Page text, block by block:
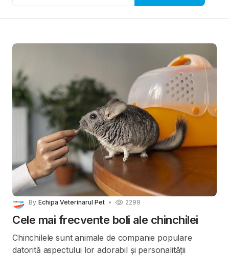
By Echipa Veterinarul Pet 2299
Cele mai frecvente boli ale chinchilei
Chinchilele sunt animale de companie populare
datorită aspectului lor adorabil și personalității